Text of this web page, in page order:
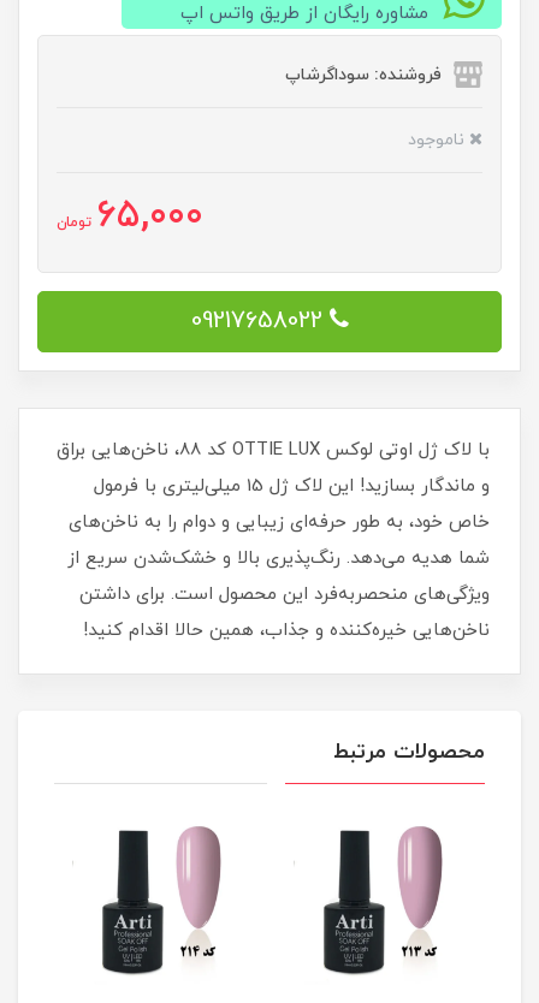
مشاوره رایگان از طریق واتس اپ
فروشنده: سوداگرشاپ
ناموجود
65,000 تومان
09217658022
با لاک ژل اوتی لوکس OTTIE LUX کد 88، ناخن‌هایی براق
و ماندگار بسازید! این لاک ژل 15 میلی‌لیتری با فرمول
خاص خود، به طور حرفه‌ای زیبایی و دوام را به ناخن‌های
شما هدیه می‌دهد. رنگ‌پذیری بالا و خشک‌شدن سریع از
ویژگی‌های منحصربه‌فرد این محصول است. برای داشتن
ناخن‌هایی خیره‌کننده و جذاب، همین حالا اقدام کنید!
محصولات مرتبط